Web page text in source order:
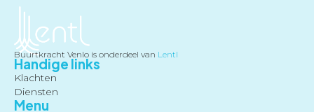
Buurtkracht Venlo is onderdeel van Lentl
Handige links
Klachten
Diensten
Menu